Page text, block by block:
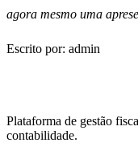
agora mesmo uma
Escrito por: admin
Plataforma de gestão
contabilidade.